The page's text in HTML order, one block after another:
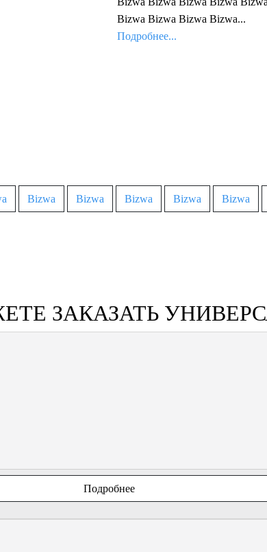
Bizwa Bizwa Bizwa Bizwa...
Подробнее...
Bizwa Bizwa Bizwa Bizwa Bizwa
ЗАКАЗАТЬ
Подробнее